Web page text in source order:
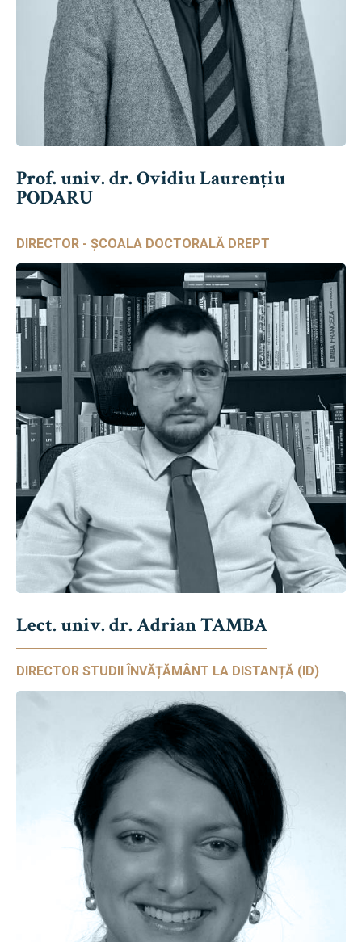
Prof. univ. dr. Ovidiu Laurențiu
PODARU
DIRECTOR - ȘCOALA DOCTORALĂ DREPT
Lect. univ. dr. Adrian TAMBA
DIRECTOR STUDII ÎNVĂȚĂMÂNT LA DISTANȚĂ (ID)